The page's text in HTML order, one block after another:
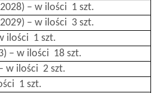
– w ilości 1 szt.
– w ilości 3 szt.
ilości 1 szt.
– w ilości 18 szt.
w ilości 2 szt.
1 szt.